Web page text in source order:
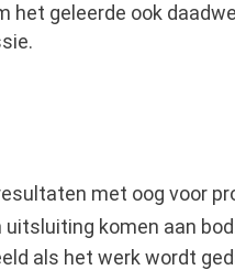
geleerde ook
met oog voor
uitsluiting komen aan
als het werk wordt